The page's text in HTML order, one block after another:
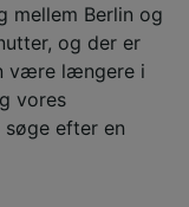
mellem Berlin og
og der er
være længere i
vores
efter en